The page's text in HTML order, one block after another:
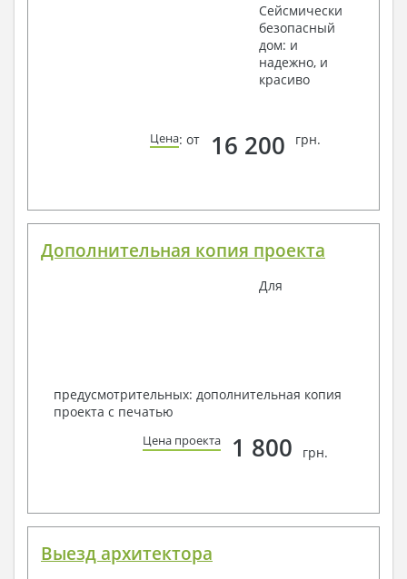
Сейсмически
безопасный
дом: и
надежно, и
красиво
Цена: от 16 200 грн.
Дополнительная копия проекта
Для
предусмотрительных: дополнительная копия
проекта с печатью
Цена проекта 1 800 грн.
Выезд архитектора